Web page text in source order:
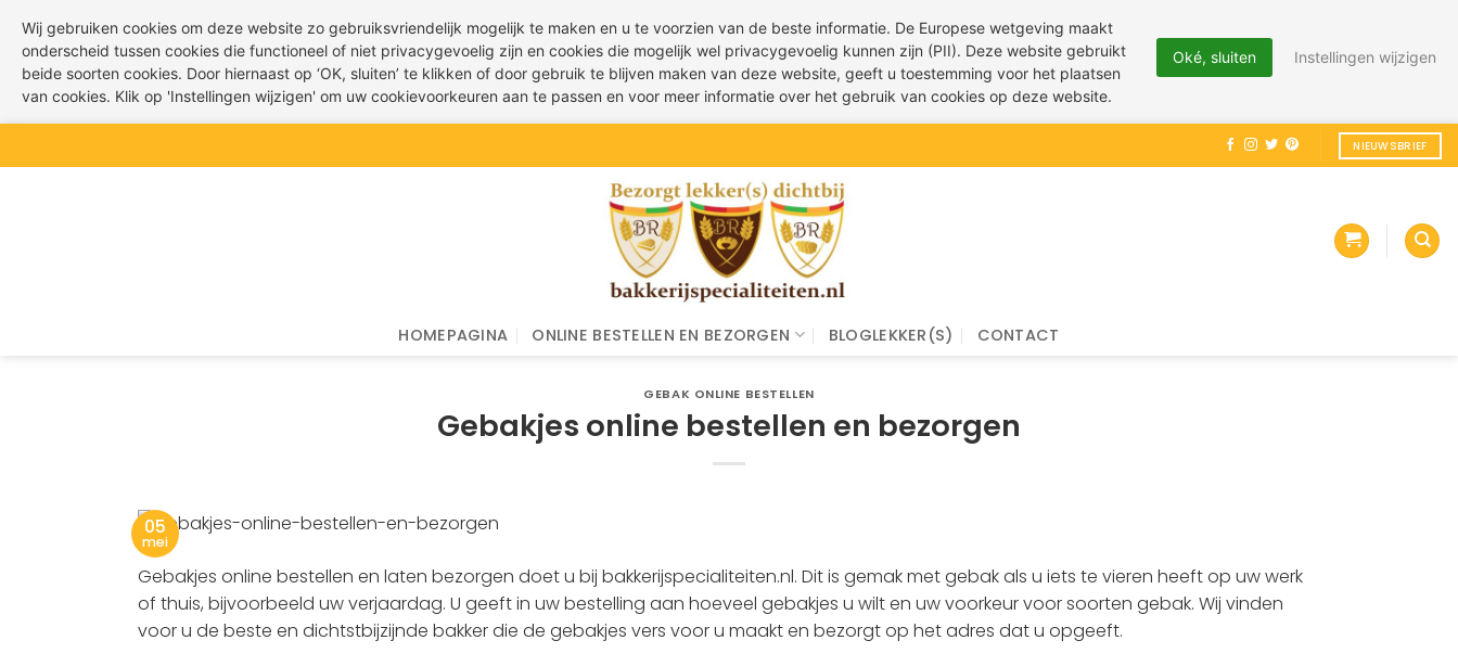
naar
NIEUWSBRIEF
HOMEPAGINA ONLINE BESTELLEN EN BEZORGEN BLOGLEKKER(S) CONTACT
GEBAK ONLINE BESTELLEN
Gebakjes online bestellen en bezorgen
05
mei
Gebakjes online bestellen en laten bezorgen doet u bij bakkerijspecialiteiten.nl. Dit is gemak met gebak als u iets te vieren heeft op uw werk
of thuis, bijvoorbeeld uw verjaardag. U geeft in uw bestelling aan hoeveel gebakjes u wilt en uw voorkeur voor soorten gebak. Wij vinden
voor u de beste en dichtstbijzijnde bakker die de gebakjes vers voor u maakt en bezorgt op het adres dat u opgeeft.
Wij gebruiken cookies om deze website zo gebruiksvriendelijk mogelijk te maken en u te voorzien van de beste informatie. De Europese wetgeving maakt
onderscheid tussen cookies die functioneel of niet privacygevoelig zijn en cookies die mogelijk wel privacygevoelig kunnen zijn (PII). Deze website gebruikt
beide soorten cookies. Door hiernaast op ‘OK, sluiten’ te klikken of door gebruik te blijven maken van deze website, geeft u toestemming voor het plaatsen
van cookies. Klik op 'Instellingen wijzigen' om uw cookievoorkeuren aan te passen en voor meer informatie over het gebruik van cookies op deze website.
Oké, sluiten Instellingen wijzigen